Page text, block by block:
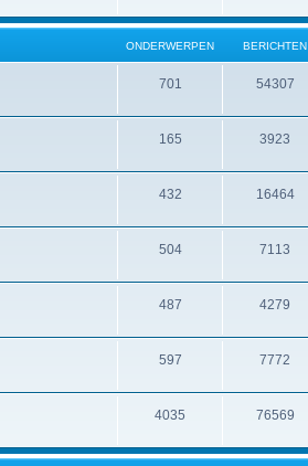
ONDERWERPEN BERICHTEN
701 54307
165 3923
432 16464
504 7113
487 4279
597 7772
4035 76569